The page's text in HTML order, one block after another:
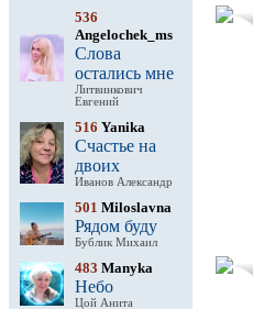
536
Angelochek_ms
Слова
остались мне
Литвинкович
Евгений
516 Yanika
Счастье на
двоих
Иванов Александр
501 Miloslavna
Рядом буду
Бублик Михаил
483 Manyka
Небо
Цой Анита